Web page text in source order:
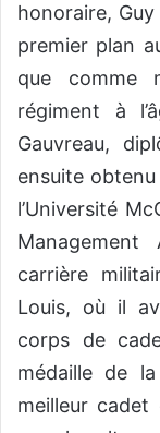
honoraire,
premier plan
que comme
régiment à
Gauvreau,
ensuite
l’Université
carrière
Louis, où il
corps de
médaille de
meilleur cadet